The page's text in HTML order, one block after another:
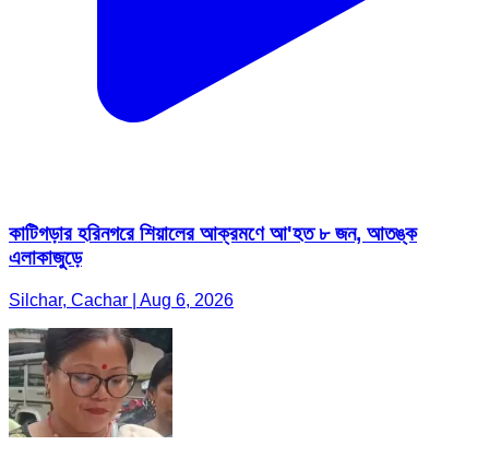
কাটিগড়ার হরিনগরে শিয়ালের আক্রমণে আ'হত ৮ জন, আতঙ্ক
এলাকাজুড়ে
Silchar, Cachar | Aug 6, 2026